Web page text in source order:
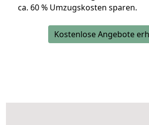
ca. 60 % Umzugskosten sparen.
Kostenlose Angebote